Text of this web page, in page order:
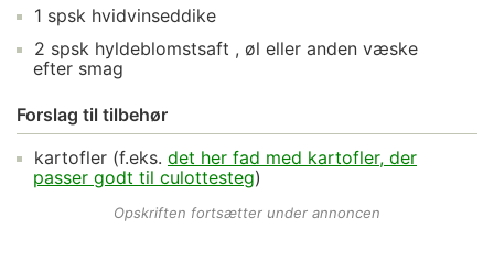
1 spsk hvidvinseddike
2 spsk hyldeblomstsaft , øl eller anden væske
efter smag
Forslag til tilbehør
kartofler (f.eks. det her fad med kartofler, der
passer godt til culottesteg)
Opskriften fortsætter under annoncen